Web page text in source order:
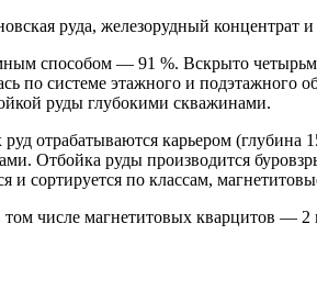
руда, железорудный концентрат и
способом — 91 %. Вскрыто
по системе этажного и
руды глубокими скважинами.
отрабатываются карьером
Отбойка руды производится
и сортируется по классам,
числе магнетитовых кварцитов — 2